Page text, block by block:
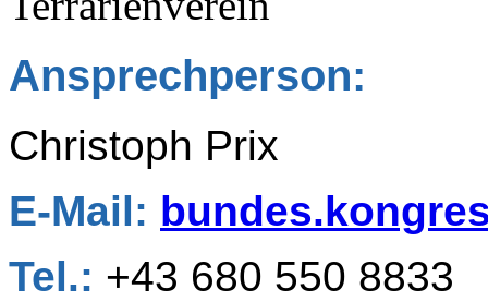
Ansprechperson:
Christoph Prix
E-Mail:
Tel.: +43 680 550 8833